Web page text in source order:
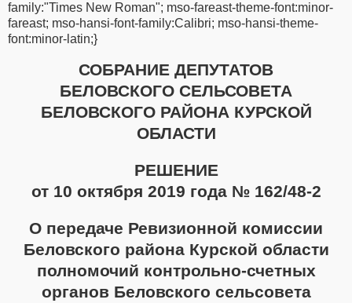
family:"Times New Roman"; mso-fareast-theme-font:minor-
fareast; mso-hansi-font-family:Calibri; mso-hansi-theme-
font:minor-latin;}
СОБРАНИЕ ДЕПУТАТОВ
БЕЛОВСКОГО СЕЛЬСОВЕТА
БЕЛОВСКОГО РАЙОНА КУРСКОЙ
ОБЛАСТИ
РЕШЕНИЕ
от 10 октября 2019 года № 162/48-2
О передаче Ревизионной комиссии
Беловского района Курской области
полномочий контрольно-счетных
органов Беловского сельсовета